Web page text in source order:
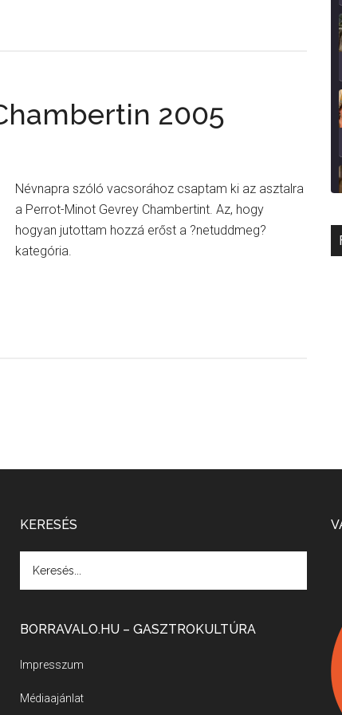
2005
Névnapra szóló vacsorához csaptam ki az asztalra
a Perrot-Minot Gevrey Chambertint. Az, hogy
hogyan jutottam hozzá erőst a ?netuddmeg?
kategória.
KERESÉS
BORRAVALO.HU – GASZTROKULTÚRA
Impresszum
Médiaajánlat